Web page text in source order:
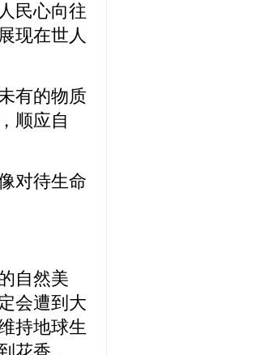
民心向往
现在世人
有的物质
顺应自
对待生命
自然美
会遭到大
持地球生